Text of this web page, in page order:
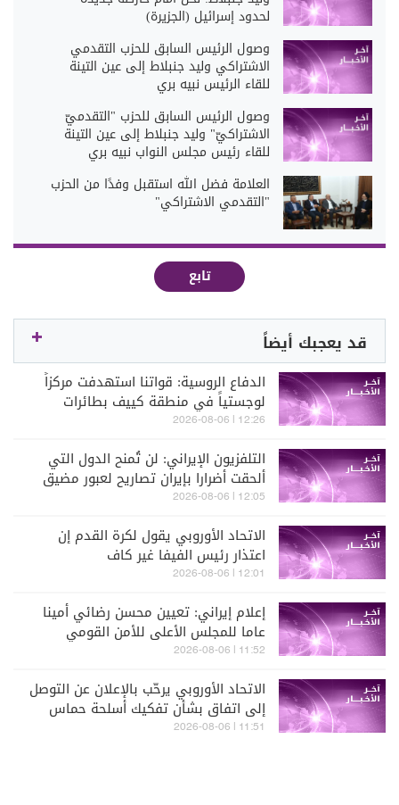
لحدود إسرائيل (الجزيرة)
وصول الرئيس السابق للحزب التقدمي
الاشتراكي وليد جنبلاط إلى عين التينة
للقاء الرئيس نبيه بري
وصول الرئيس السابق للحزب "التقدميّ
الاشتراكيّ" وليد جنبلاط إلى عين التينة
للقاء رئيس مجلس النواب نبيه بري
العلامة فضل الله استقبل وفدًا من الحزب
"التقدمي الاشتراكي"
تابع
قد يعجبك أيضاً
الدفاع الروسية: قواتنا استهدفت مركزاً
لوجستياً في منطقة كييف بطائرات
مسيّرة
12:26 | 2026-08-06
التلفزيون الإيراني: لن تُمنح الدول التي
ألحقت أضرارا بإيران تصاريح لعبور مضيق
هرمز حتى تدفع تعويضات
12:05 | 2026-08-06
الاتحاد الأوروبي يقول لكرة القدم إن
اعتذار رئيس الفيفا غير كاف
12:01 | 2026-08-06
إعلام إيراني: تعيين محسن رضائي أمينا
عاما للمجلس الأعلى للأمن القومي
11:52 | 2026-08-06
الاتحاد الأوروبي يرحّب بالإعلان عن التوصل
إلى اتفاق بشأن تفكيك أسلحة حماس
والانسحاب الكامل للقوات الإسرائيلية من
11:51 | 2026-08-06